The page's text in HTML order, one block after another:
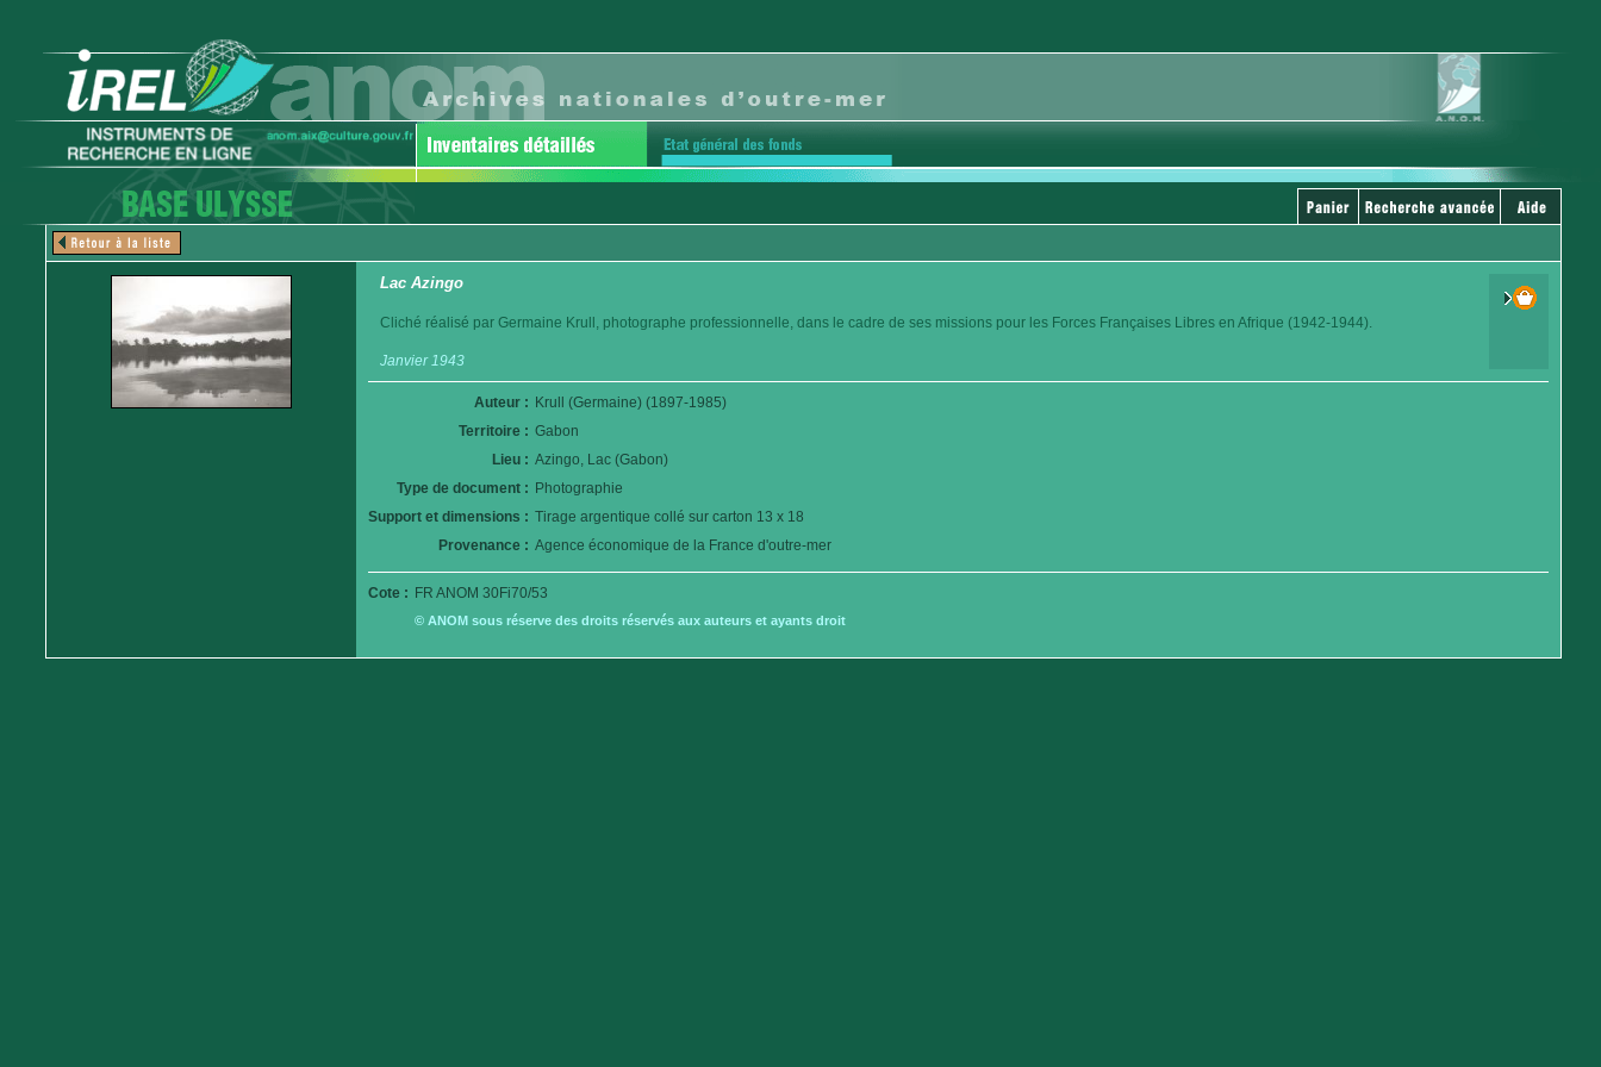
Lac Azingo
Cliché réalisé par Germaine Krull, photographe professionnelle, dans le cadre de ses missions pour les Forces Françaises Libres en Afrique (1942-1944).
Janvier 1943
Auteur : Krull (Germaine) (1897-1985)
Territoire : Gabon
Lieu : Azingo, Lac (Gabon)
Type de document : Photographie
Support et dimensions : Tirage argentique collé sur carton 13 x 18
Provenance : Agence économique de la France d'outre-mer
Cote : FR ANOM 30Fi70/53
© ANOM sous réserve des droits réservés aux auteurs et ayants droit